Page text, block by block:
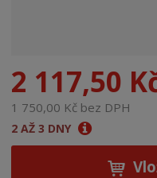
2 117,50
1 750,00 Kč bez DPH
2 AŽ 3 DNY